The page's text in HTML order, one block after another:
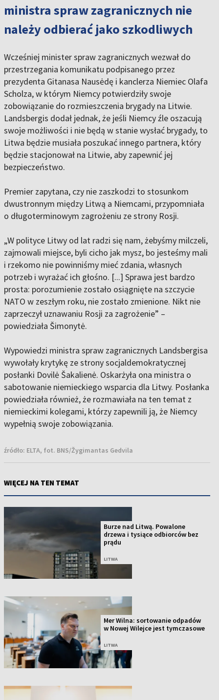
ministra spraw zagranicznych nie
należy odbierać jako szkodliwych
Wcześniej minister spraw zagranicznych wezwał do
przestrzegania komunikatu podpisanego przez
prezydenta Gitanasa Nausėdę i kanclerza Niemiec Olafa
Scholza, w którym Niemcy potwierdziły swoje
zobowiązanie do rozmieszczenia brygady na Litwie.
Landsbergis dodał jednak, że jeśli Niemcy źle oszacują
swoje możliwości i nie będą w stanie wysłać brygady, to
Litwa będzie musiała poszukać innego partnera, który
będzie stacjonował na Litwie, aby zapewnić jej
bezpieczeństwo.
Premier zapytana, czy nie zaszkodzi to stosunkom
dwustronnym między Litwą a Niemcami, przypomniała
o długoterminowym zagrożeniu ze strony Rosji.
„W polityce Litwy od lat radzi się nam, żebyśmy milczeli,
zajmowali miejsce, byli cicho jak mysz, bo jesteśmy mali
i rzekomo nie powinniśmy mieć zdania, własnych
potrzeb i wyrażać ich głośno. [...] Sprawa jest bardzo
prosta: porozumienie zostało osiągnięte na szczycie
NATO w zeszłym roku, nie zostało zmienione. Nikt nie
zaprzeczył uznawaniu Rosji za zagrożenie” –
powiedziała Šimonytė.
Wypowiedzi ministra spraw zagranicznych Landsbergisa
wywołały krytykę ze strony socjaldemokratycznej
posłanki Dovilė Šakalienė. Oskarżyła ona ministra o
sabotowanie niemieckiego wsparcia dla Litwy. Posłanka
powiedziała również, że rozmawiała na ten temat z
niemieckimi kolegami, którzy zapewnili ją, że Niemcy
wypełnią swoje zobowiązania.
źródło: ELTA, fot. BNS/Žygimantas Gedvila
WIĘCEJ NA TEN TEMAT
Burze nad Litwą. Powalone
drzewa i tysiące odbiorców bez
prądu
LITWA
Mer Wilna: sortowanie odpadów
w Nowej Wilejce jest tymczasowe
LITWA